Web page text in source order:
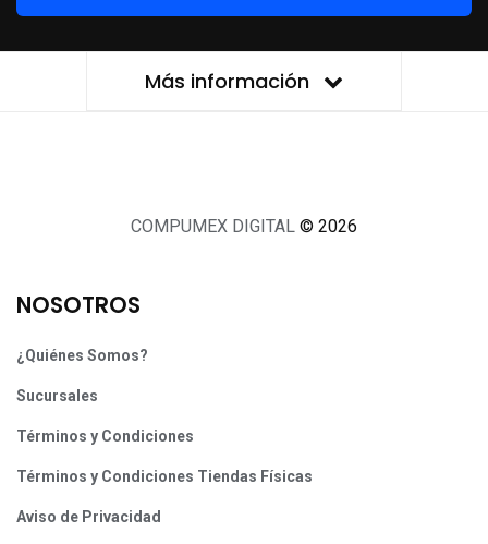
Más información
COMPUMEX DIGITAL © 2026
NOSOTROS
¿Quiénes Somos?
Sucursales
Términos y Condiciones
Términos y Condiciones Tiendas Físicas
Aviso de Privacidad